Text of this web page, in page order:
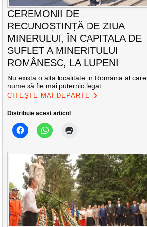
CEREMONII DE
RECUNOȘTINȚĂ DE ZIUA
MINERULUI, ÎN CAPITALA DE
SUFLET A MINERITULUI
ROMÂNESC, LA LUPENI
Nu există o altă localitate în România al cărei
nume să fie mai puternic legat
CITEȘTE MAI DEPARTE
Distribuie acest articol